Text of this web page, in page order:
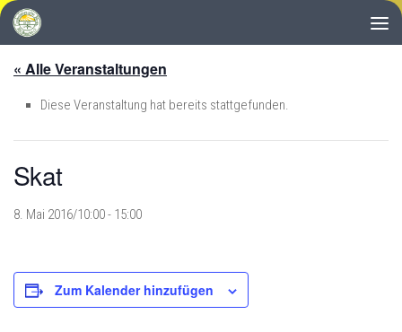
Zum Inhalt springen
« Alle Veranstaltungen
Diese Veranstaltung hat bereits stattgefunden.
Skat
8. Mai 2016/10:00- 15:00
Zum Kalender hinzufügen